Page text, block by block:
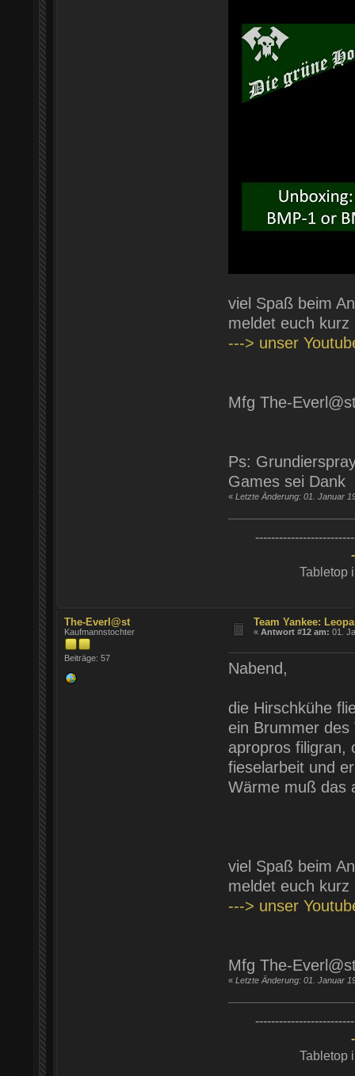
viel Spaß beim
meldet euch kurz
---> unser
Mfg The-
Ps:
Games sei Dank
« Letzte Änderung: 01. Januar
Tabletop
The-Everl@st
Kaufmannstochter
Beiträge: 57
Team Yankee:
«Antwort #12 am: 01.
Nabend,
die Hirschkühe
ein Brummer des
apropros filigran,
fieselarbeit und
Wärme muß das
viel Spaß beim
meldet euch kurz
---> unser
Mfg The-
« Letzte Änderung: 01. Januar
Tabletop